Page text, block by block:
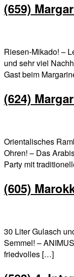
(659)
Riesen-Mikado! –
und sehr viel
Gast beim
(624)
Orientalisches
Ohren! – Das
Party mit
(605)
30 Liter Gulasch
Semmel! –
friedvolles […]